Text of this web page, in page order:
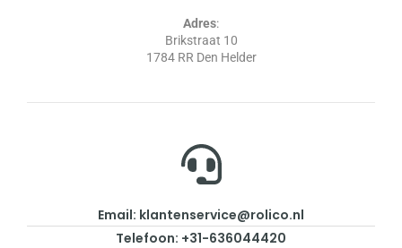
Adres:
Brikstraat 10
1784 RR Den Helder
Email: klantenservice@rolico.nl
Telefoon: +31-636044420